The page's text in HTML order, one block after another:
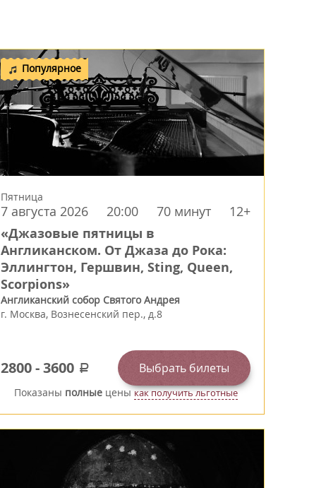
Популярное
Пятница
7 августа 2026 20:00 70 минут 12+
«Джазовые пятницы в
Англиканском. От Джаза до Рока:
Эллингтон, Гершвин, Sting, Queen,
Scorpions»
Англиканский собор Святого Андрея
г. Москва, Вознесенский пер., д.8
2800-3600 a Выбрать билеты
Показаны полныеценыкак получить льготные